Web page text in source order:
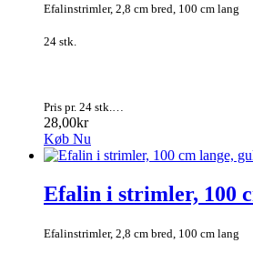
Efalinstrimler, 2,8 cm bred, 100 cm lang
24 stk.
Pris pr. 24 stk.…
28,00kr
Køb Nu
Efalin i strimler, 100
Efalinstrimler, 2,8 cm bred, 100 cm lang